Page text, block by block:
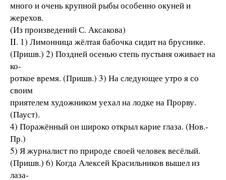
много и очень крупной рыбы особенно окуней и
жерехов.
(Из произведений С. Аксакова)
II. 1) Лимонница жёлтая бабочка сидит на бруснике.
(Пришв.) 2) Поздней осенью степь пустыня оживает на
ко-
роткое время. (Пришв.) 3) На следующее утро я со
своим
приятелем художником уехал на лодке на Прорву.
(Пауст).
4) Поражённый он широко открыл карие глаза. (Нов.-
Пр.)
5) Я журналист по природе своей человек весёлый.
(Пришв.) 6) Когда Алексей Красильников вышел из
лаза-